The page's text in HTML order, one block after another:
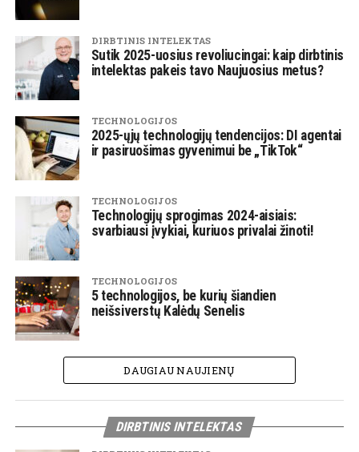
DIRBTINIS INTELEKTAS
Sutik 2025-uosius revoliucingai: kaip dirbtinis
intelektas pakeis tavo Naujuosius metus?
TECHNOLOGIJOS
2025-ųjų technologijų tendencijos: DI agentai
ir pasiruošimas gyvenimui be „TikTok“
TECHNOLOGIJOS
Technologijų sprogimas 2024-aisiais:
svarbiausi įvykiai, kuriuos privalai žinoti!
TECHNOLOGIJOS
5 technologijos, be kurių šiandien
neišsiverstų Kalėdų Senelis
DAUGIAU NAUJIENŲ
DIRBTINIS INTELEKTAS